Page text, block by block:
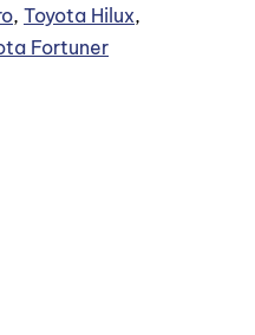
, Toyota Hilux,
Fortuner